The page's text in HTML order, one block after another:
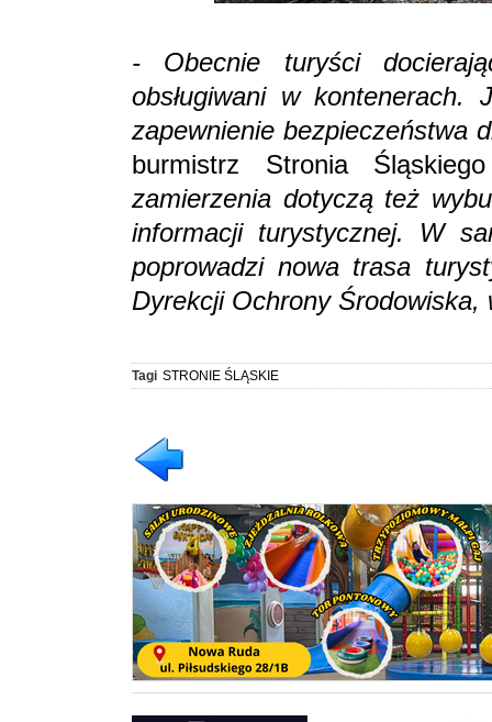
- Obecnie turyści
obsługiwani w
zapewnienie bezpieczeństwa
burmistrz Stronia
zamierzenia dotyczą też
informacji turystycznej. W
poprowadzi nowa trasa
Dyrekcji Ochrony
Tagi STRONIE ŚLĄSKIE